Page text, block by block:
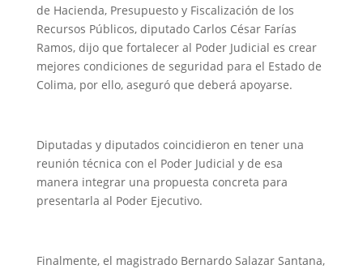
de Hacienda, Presupuesto y Fiscalización de los
Recursos Públicos, diputado Carlos César Farías
Ramos, dijo que fortalecer al Poder Judicial es crear
mejores condiciones de seguridad para el Estado de
Colima, por ello, aseguró que deberá apoyarse.
Diputadas y diputados coincidieron en tener una
reunión técnica con el Poder Judicial y de esa
manera integrar una propuesta concreta para
presentarla al Poder Ejecutivo.
Finalmente, el magistrado Bernardo Salazar Santana,